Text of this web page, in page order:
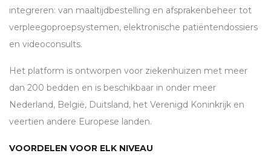
integreren: van maaltijdbestelling en afsprakenbeheer tot
verpleegoproepsystemen, elektronische patiëntendossiers
en videoconsults.
Het platform is ontworpen voor ziekenhuizen met meer
dan 200 bedden en is beschikbaar in onder meer
Nederland, België, Duitsland, het Verenigd Koninkrijk en
veertien andere Europese landen.
VOORDELEN VOOR ELK NIVEAU